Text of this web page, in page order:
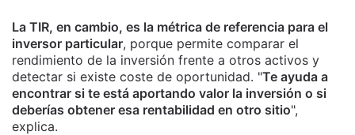
La TIR, en cambio, es la métrica de referencia para el
inversor particular, porque permite comparar el
rendimiento de la inversión frente a otros activos y
detectar si existe coste de oportunidad. "Te ayuda a
encontrar si te está aportando valor la inversión o si
deberías obtener esa rentabilidad en otro sitio",
explica.